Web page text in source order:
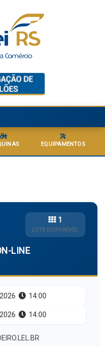
EQUIPAMENTOS
1
LOTE DISPONÍVEL
LINE
14:00
14:00